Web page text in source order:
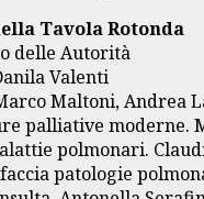
Tavola Rotonda
delle Autorità
Valenti
Maltoni, Andrea
palliative moderne.
polmonari.
patologie